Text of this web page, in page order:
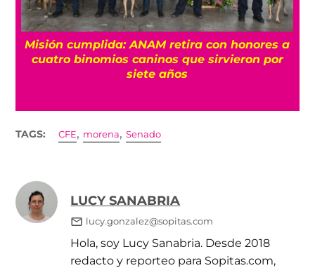
Misión cumplida: ANAM retira con honores a
cuatro binomios caninos que sirvieron por
siete años
TAGS: CFE, morena,Senado
LUCY SANABRIA
lucy.gonzalez@sopitas.com
Hola, soy Lucy Sanabria. Desde 2018
redacto y reporteo para Sopitas.com,